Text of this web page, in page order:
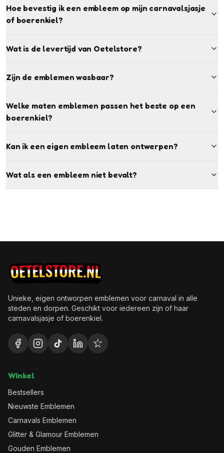
Hoe bevestig ik een embleem op mijn carnavalsjasje
of boerenkiel?
Wat is de levertijd van Oetelstore?
Zijn de emblemen wasbaar?
Welke maten emblemen passen het beste op een
boerenkiel?
Kan ik een eigen embleem laten ontwerpen?
Wat als een embleem niet bevalt?
Unieke, eigen ontworpen emblemen voor carnaval in alle
steden en dorpen. Geschikt voor iedereen zijn of haar
carnavalsjasje of boerenkiel.
Winkel
Bestsellers
Nieuwste Emblemen
Carnavals Emblemen
Glitter & Glamour Emblemen
Gouden Emblemen